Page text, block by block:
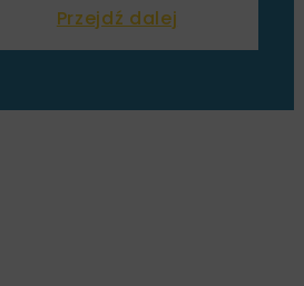
Przejdź dalej